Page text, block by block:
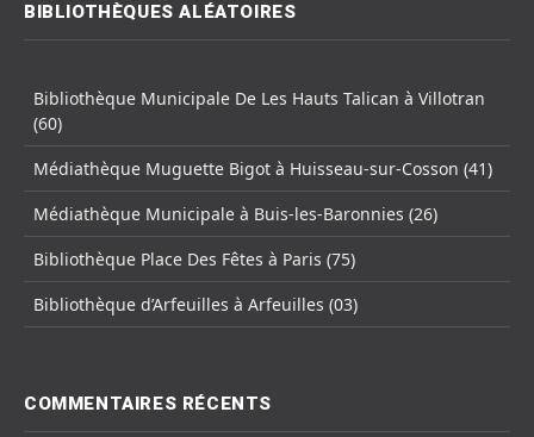
BIBLIOTHÈQUES ALÉATOIRES
Bibliothèque Municipale De Les Hauts Talican à Villotran
(60)
Médiathèque Muguette Bigot à Huisseau-sur-Cosson (41)
Médiathèque Municipale à Buis-les-Baronnies (26)
Bibliothèque Place Des Fêtes à Paris (75)
Bibliothèque d’Arfeuilles à Arfeuilles (03)
COMMENTAIRES RÉCENTS